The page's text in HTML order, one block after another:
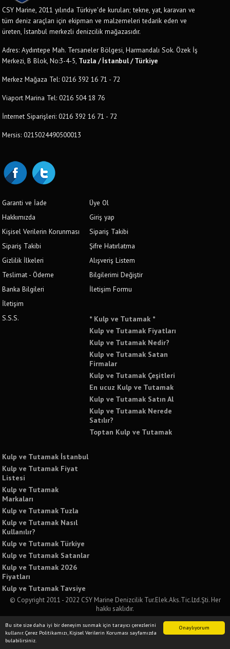
Onaylıyorum
Bu site size daha iyi bir deneyim sunmak için tarayıcı çerezlerini
kullanır. Çerez Politikamızı, Kişisel Verilerin Koruması sayfamızda
bulabilirsiniz.
CSY Marine, 2011 yılında Türkiye'de kurulan; tekne, yat, karavan ve
tüm deniz araçları için ekipman ve malzemeleri tedarik eden ve
üreten, İstanbul merkezli denizcilik mağazasıdır.
Adres: Aydıntepe Mah. Tersaneler Bölgesi, Harmandalı Sok. Özek İş
Merkezi, B Blok, No:3-4-5, Tuzla / İstanbul / Türkiye
Merkez Mağaza Tel: 0216 392 16 71 - 72
Viaport Marina Tel: 0216 504 18 76
İnternet Siparişleri: 0216 392 16 71 - 72
Mersis: 0215024490500013
Garanti ve İade
Hakkımızda
Kişisel Verilerin Korunması
Sipariş Takibi
Gizlilik İlkeleri
Teslimat - Ödeme
Banka Bilgileri
İletişim
S.S.S.
Üye Ol
Giriş yap
Sipariş Takibi
Şifre Hatırlatma
Alışveriş Listem
Bilgilerimi Değiştir
İletişim Formu
* Kulp ve Tutamak *
Kulp ve Tutamak Fiyatları
Kulp ve Tutamak Nedir?
Kulp ve Tutamak Satan
Firmalar
Kulp ve Tutamak Çeşitleri
En ucuz Kulp ve Tutamak
Kulp ve Tutamak Satın Al
Kulp ve Tutamak Nerede
Satılır?
Toptan Kulp ve Tutamak
Kulp ve Tutamak İstanbul
Kulp ve Tutamak Fiyat
Listesi
Kulp ve Tutamak
Markaları
Kulp ve Tutamak Tuzla
Kulp ve Tutamak Nasıl
Kullanılır?
Kulp ve Tutamak Türkiye
Kulp ve Tutamak Satanlar
Kulp ve Tutamak 2026
Fiyatları
Kulp ve Tutamak Tavsiye
© Copyright 2011 - 2022 CSY Marine Denizcilik Tur.Elek.Aks.Tic.Ltd.Şti. Her
hakkı saklıdır.
Bu sitede yer alan tüm yazılı ve görsel içeriklerin izinsiz kullanımı ve paylaşımı
kesinlikle yasaktır. İzinsiz kullanımda tüm yasal sorumluluğu kabul etmiş
sayılırsınız.